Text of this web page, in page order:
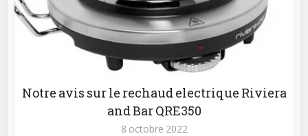
Notre avis sur le rechaud electrique Riviera
and Bar QRE350
8 octobre 2022